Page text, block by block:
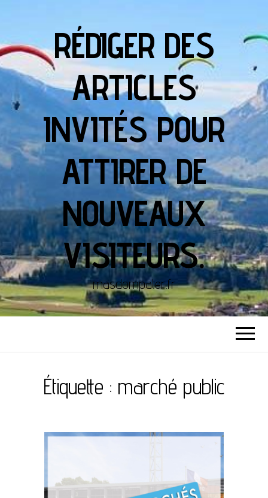
RÉDIGER DES
ARTICLES
INVITÉS POUR
ATTIRER DE
NOUVEAUX
VISITEURS.
masdompater.fr
Étiquette : marché public